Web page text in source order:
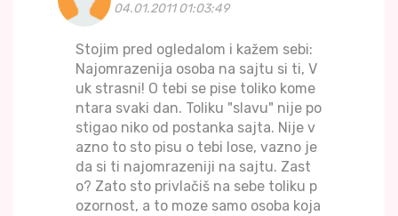
04.01.2011 01:03:49
Stojim pred ogledalom i kažem sebi:
Najomrazenija osoba na sajtu si ti, V
uk strasni! O tebi se pise toliko kome
ntara svaki dan. Toliku "slavu" nije po
stigao niko od postanka sajta. Nije v
azno to sto pisu o tebi lose, vazno je
da si ti najomrazeniji na sajtu. Zast
o? Zato sto privlačiš na sebe toliku p
ozornost, a to moze samo osoba koja